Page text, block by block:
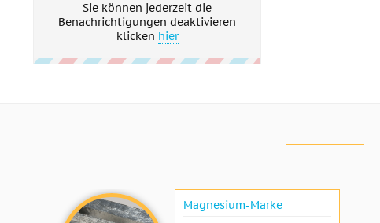
Sie können jederzeit die
Benachrichtigungen deaktivieren
klicken hier
Magnesium-Marke